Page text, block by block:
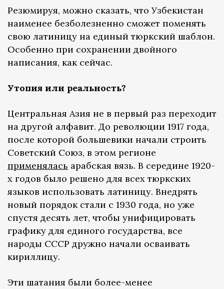
Резюмируя, можно сказать, что Узбекистан
наименее безболезненно сможет поменять
свою латиницу на единый тюркский шаблон.
Особенно при сохранении двойного
написания, как сейчас.
Утопия или реальность?
Центральная Азия не в первый раз переходит
на другой алфавит. До революции 1917 года,
после которой большевики начали строить
Советский Союз, в этом регионе
применялась арабская вязь. В середине 1920-
х годов было решено для всех тюркских
языков использовать латиницу. Внедрять
новый порядок стали с 1930 года, но уже
спустя десять лет, чтобы унифицировать
графику для единого государства, все
народы СССР дружно начали осваивать
кириллицу.
Эти шатания были более-менее